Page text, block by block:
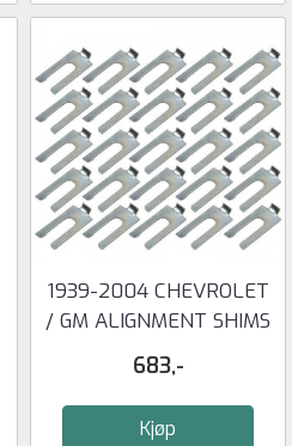
1939-2004 CHEVROLET
/ GM ALIGNMENT SHIMS
683,-
Kjøp